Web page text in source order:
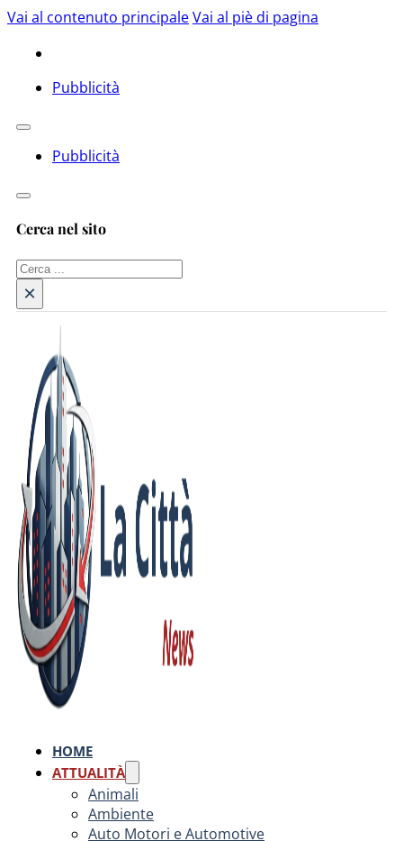
Vai al contenuto principaleVai al piè di pagina
Pubblicità
Pubblicità
Cerca nel sito
Cerca
×
HOME
ATTUALITÀ
Animali
Ambiente
Auto Motori e Automotive